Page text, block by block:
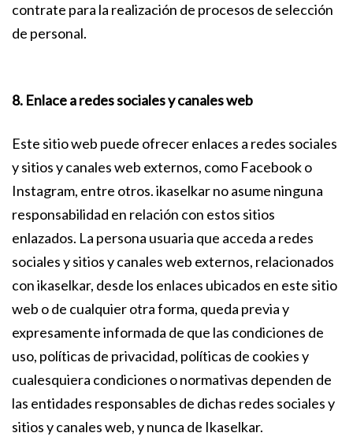
contrate para la realización de procesos de selección
de personal.
8. Enlace a redes sociales y canales web
Este sitio web puede ofrecer enlaces a redes sociales
y sitios y canales web externos, como Facebook o
Instagram, entre otros. ikaselkar no asume ninguna
responsabilidad en relación con estos sitios
enlazados. La persona usuaria que acceda a redes
sociales y sitios y canales web externos, relacionados
con ikaselkar, desde los enlaces ubicados en este sitio
web o de cualquier otra forma, queda previa y
expresamente informada de que las condiciones de
uso, políticas de privacidad, políticas de cookies y
cualesquiera condiciones o normativas dependen de
las entidades responsables de dichas redes sociales y
sitios y canales web, y nunca de Ikaselkar.